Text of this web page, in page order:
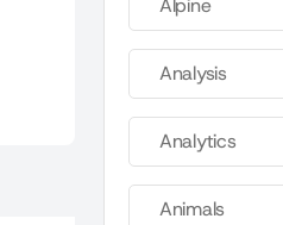
Alpine
Analysis
Analytics
Animals